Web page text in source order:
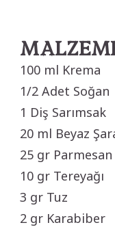
100 ml Krema
1/2 Adet Soğan
1 Diş Sarımsak
20 ml Beyaz
25 gr
10 gr Tereyağı
3 gr Tuz
2 gr Karabiber